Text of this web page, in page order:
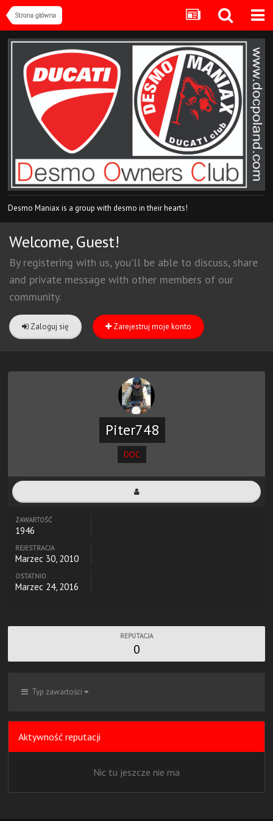
Strona główna
Desmo Maniax is a group with desmo in their hearts!
Welcome, Guest!
By registering with us, you'll be able to discuss, share
and private message with other members of our
community.
Zaloguj się Zarejestruj moje konto
Piter748
DOC
ZAWARTOŚĆ
1946
REJESTRACJA
Marzec 30, 2010
OSTATNIO
Marzec 24, 2016
REPUTACJA
0
Typ zawartości
Aktywność reputacji
Nic tu jeszcze nie ma